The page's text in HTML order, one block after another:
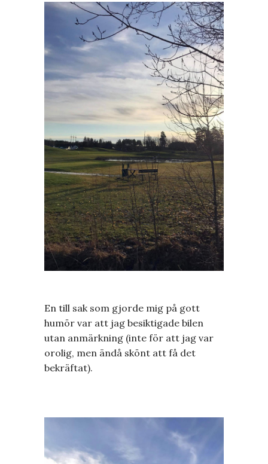
En till sak som gjorde mig på gott
humör var att jag besiktigade bilen
utan anmärkning (inte för att jag var
orolig, men ändå skönt att få det
bekräftat).